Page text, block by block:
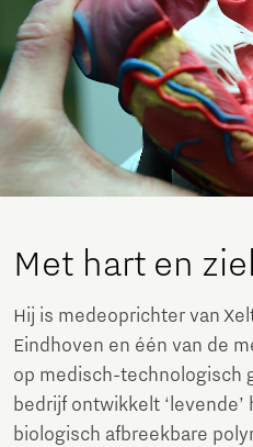
Met hart en ziel
Hij is medeoprichter van
Eindhoven en één van de
op medisch-technologisch
bedrijf ontwikkelt
biologisch afbreekbare